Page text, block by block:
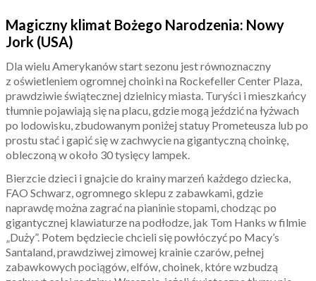
Magiczny klimat Bożego Narodzenia: Nowy
Jork (USA)
Dla wielu Amerykanów start sezonu jest równoznaczny
z oświetleniem ogromnej choinki na Rockefeller Center Plaza,
prawdziwie świątecznej dzielnicy miasta. Turyści i mieszkańcy
tłumnie pojawiają się na placu, gdzie mogą jeździć na łyżwach
po lodowisku, zbudowanym poniżej statuy Prometeusza lub po
prostu stać i gapić się w zachwycie na gigantyczną choinkę,
obleczoną w około 30 tysięcy lampek.
Bierzcie dzieci i gnajcie do krainy marzeń każdego dziecka,
FAO Schwarz, ogromnego sklepu z zabawkami, gdzie
naprawdę można zagrać na pianinie stopami, chodząc po
gigantycznej klawiaturze na podłodze, jak Tom Hanks w filmie
„Duży”. Potem będziecie chcieli się powłóczyć po Macy’s
Santaland, prawdziwej zimowej krainie czarów, pełnej
zabawkowych pociągów, elfów, choinek, które wzbudzą